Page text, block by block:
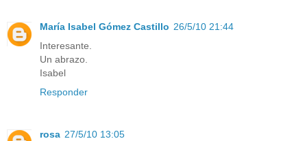
María Isabel Gómez Castillo 26/5/10 21:44
Interesante.
Un abrazo.
Isabel
Responder
rosa 27/5/10 13:05